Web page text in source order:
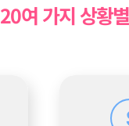
20여 가지 상황